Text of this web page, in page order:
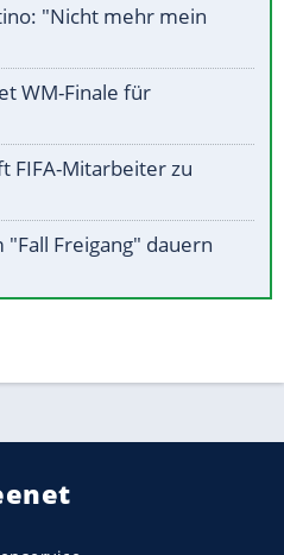
"Nicht mehr mein
WM-Finale für
FIFA-Mitarbeiter zu
Freigang" dauern